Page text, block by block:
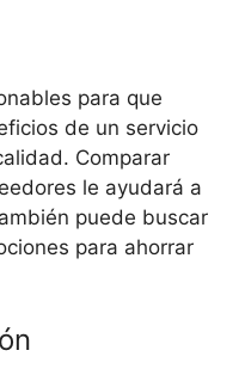
para que
de un servicio
Comparar
le ayudará a
puede buscar
para ahorrar